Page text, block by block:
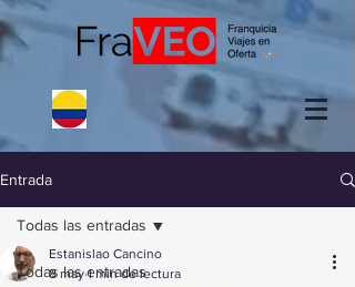
Entrada
Todas las entradas
Todas las entradas
Estanislao Cancino
8 may 1 min de lectura